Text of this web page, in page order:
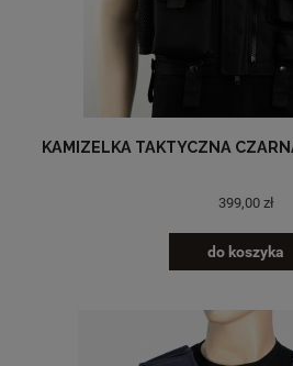
KAMIZELKA TAKTYCZNA
399,00 zł
do koszyka